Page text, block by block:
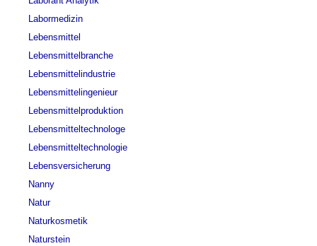
Labormedizin
Lebensmittel
Lebensmittelbranche
Lebensmittelindustrie
Lebensmittelingenieur
Lebensmittelproduktion
Lebensmitteltechnologe
Lebensmitteltechnologie
Lebensversicherung
Nanny
Natur
Naturkosmetik
Naturstein